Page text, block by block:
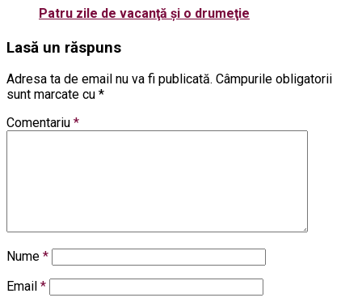
Patru zile de vacanţă şi o drumeţie
Lasă un răspuns
Adresa ta de email nu va fi publicată. Câmpurile obligatorii
sunt marcate cu *
Comentariu *
Nume *
Email *